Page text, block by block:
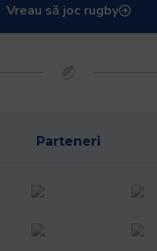
Vreau să joc rugby
Parteneri